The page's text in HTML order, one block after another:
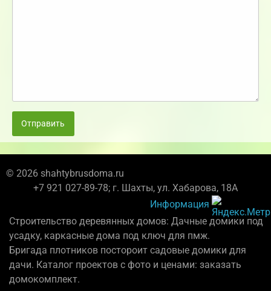
Отправить
© 2026 shahtybrusdoma.ru
+7 921 027-89-78; г. Шахты, ул. Хабарова, 18А
Информация
Строительство деревянных домов: Дачные домики под
усадку, каркасные дома под ключ для пмж.
Бригада плотников постороит садовые домики для
дачи. Каталог проектов с фото и ценами: заказать
домокомплект.